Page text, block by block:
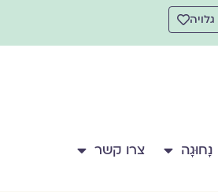
נָחוּגָה צרו קשר